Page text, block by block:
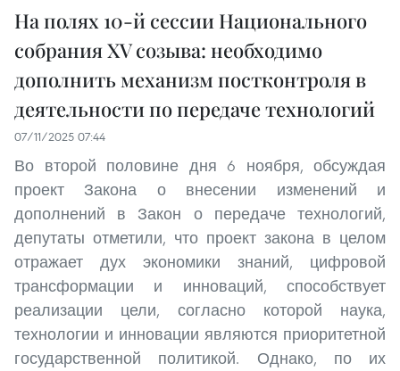
На полях 10-й сессии Национального
собрания XV созыва: необходимо
дополнить механизм постконтроля в
деятельности по передаче технологий
07/11/2025 07:44
Во второй половине дня 6 ноября, обсуждая
проект Закона о внесении изменений и
дополнений в Закон о передаче технологий,
депутаты отметили, что проект закона в целом
отражает дух экономики знаний, цифровой
трансформации и инноваций, способствует
реализации цели, согласно которой наука,
технологии и инновации являются приоритетной
государственной политикой. Однако, по их